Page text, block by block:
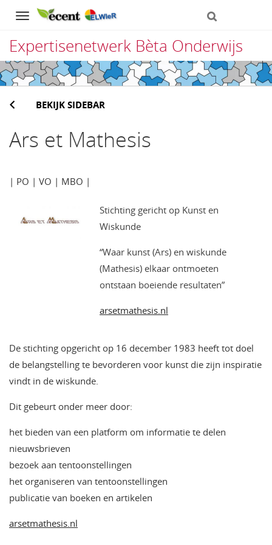
Navigation
Expertisenetwerk Bèta Onderwijs
Direct
naar
het
inhoud
BEKIJK SIDEBAR
Ars et Mathesis
| PO | VO | MBO |
Stichting gericht op Kunst en
Wiskunde
“Waar kunst (Ars) en wiskunde
(Mathesis) elkaar ontmoeten
ontstaan boeiende resultaten”
arsetmathesis.nl
De stichting opgericht op 16 december 1983 heeft tot doel
de belangstelling te bevorderen voor kunst die zijn inspiratie
vindt in de wiskunde.
Dit gebeurt onder meer door:
het bieden van een platform om informatie te delen
nieuwsbrieven
bezoek aan tentoonstellingen
het organiseren van tentoonstellingen
publicatie van boeken en artikelen
arsetmathesis.nl